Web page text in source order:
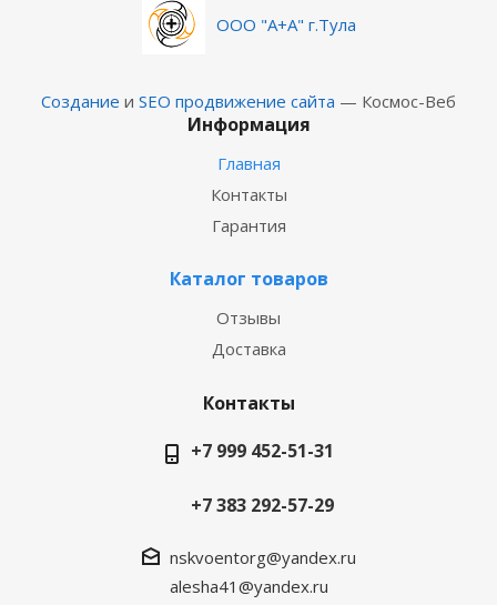
ООО "А+А" г.Тула
Создание и SEO продвижение сайта — Космос-Веб
Информация
Главная
Контакты
Гарантия
Каталог товаров
Отзывы
Доставка
Контакты
+7 999 452-51-31
+7 383 292-57-29
nskvoentorg@yandex.ru
alesha41@yandex.ru